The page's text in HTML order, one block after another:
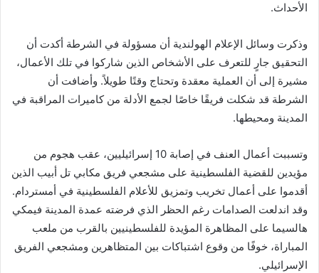
الأحداث.
وذكرت وسائل الإعلام الهولندية أن مسؤولة في الشرطة أكدت أن
التحقيق جارٍ للتعرف على الأشخاص الذين شاركوا في تلك الأعمال،
مشيرة إلى أن العملية معقدة وتحتاج وقتًا طويلاً. وأضافت أن
الشرطة قد شكلت فريقًا خاصًا لجمع الأدلة من كاميرات المراقبة في
المدينة ومحيطها.
وتسببت أعمال العنف في إصابة 10 إسرائيليين، عقب هجوم من
مؤيدين للقضية الفلسطينية على مشجعي فريق مكابي تل أبيب الذين
أقدموا على أعمال تخريب وتمزيق للأعلام الفلسطينية في أمستردام.
وقد اندلعت الصدامات رغم الحظر الذي فرضته عمدة المدينة فيمكي
هالسيما على المظاهرة المؤيدة للفلسطينيين بالقرب من ملعب
المباراة، خوفًا من وقوع اشتباكات بين المتظاهرين ومشجعي الفريق
الإسرائيلي.